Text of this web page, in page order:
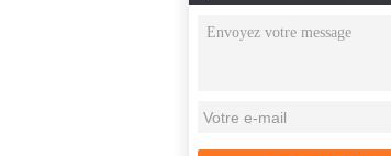
DISCUSSION EN LIGNE